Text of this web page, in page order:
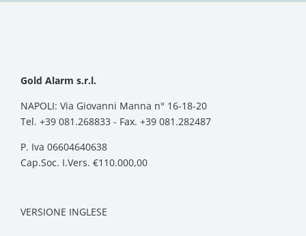
Gold Alarm s.r.l.
NAPOLI: Via Giovanni Manna n° 16-18-20
Tel. +39 081.268833 - Fax. +39 081.282487
P. Iva 06604640638
Cap.Soc. I.Vers. €110.000,00
VERSIONE INGLESE